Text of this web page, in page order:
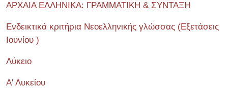
ΑΡΧΑΙΑ ΕΛΛΗΝΙΚΑ: ΓΡΑΜΜΑΤΙΚΗ & ΣΥΝΤΑΞΗ
Ενδεικτικά κριτήρια Νεοελληνικής γλώσσας (Εξετάσεις
Ιουνίου )
Λύκειο
Α' Λυκείου